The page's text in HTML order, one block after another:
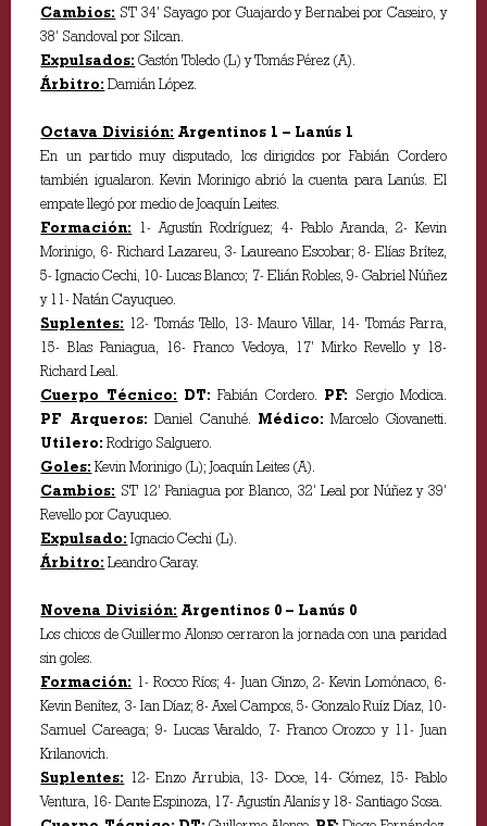
Cambios: ST 34’ Sayago por Guajardo y Bernabei por Caseiro, y
38’ Sandoval por Silcan.
Expulsados: Gastón Toledo (L) y Tomás Pérez (A).
Árbitro: Damián López.
Octava División: Argentinos 1 – Lanús 1
En un partido muy disputado, los dirigidos por Fabián Cordero
también igualaron. Kevin Morinigo abrió la cuenta para Lanús. El
empate llegó por medio de Joaquín Leites.
Formación: 1- Agustín Rodríguez; 4- Pablo Aranda, 2- Kevin
Morinigo, 6- Richard Lazareu, 3- Laureano Escobar; 8- Elías Brítez,
5- Ignacio Cechi, 10- Lucas Blanco; 7- Elián Robles, 9- Gabriel Núñez
y 11- Natán Cayuqueo.
Suplentes: 12- Tomás Tello, 13- Mauro Villar, 14- Tomás Parra,
15- Blas Paniagua, 16- Franco Vedoya, 17’ Mirko Revello y 18-
Richard Leal.
Cuerpo Técnico: DT: Fabián Cordero. PF: Sergio Modica.
PF Arqueros: Daniel Canuhé. Médico: Marcelo Giovanetti.
Utilero: Rodrigo Salguero.
Goles: Kevin Morinigo (L); Joaquín Leites (A).
Cambios: ST 12’ Paniagua por Blanco, 32’ Leal por Núñez y 39’
Revello por Cayuqueo.
Expulsado: Ignacio Cechi (L).
Árbitro: Leandro Garay.
Novena División: Argentinos 0 – Lanús 0
Los chicos de Guillermo Alonso cerraron la jornada con una paridad
sin goles.
Formación: 1- Rocco Ríos; 4- Juan Ginzo, 2- Kevin Lomónaco, 6-
Kevin Benítez, 3- Ian Díaz; 8- Axel Campos, 5- Gonzalo Ruíz Díaz, 10-
Samuel Careaga; 9- Lucas Varaldo, 7- Franco Orozco y 11- Juan
Krilanovich.
Suplentes: 12- Enzo Arrubia, 13- Doce, 14- Gómez, 15- Pablo
Ventura, 16- Dante Espinoza, 17- Agustín Alanís y 18- Santiago Sosa.